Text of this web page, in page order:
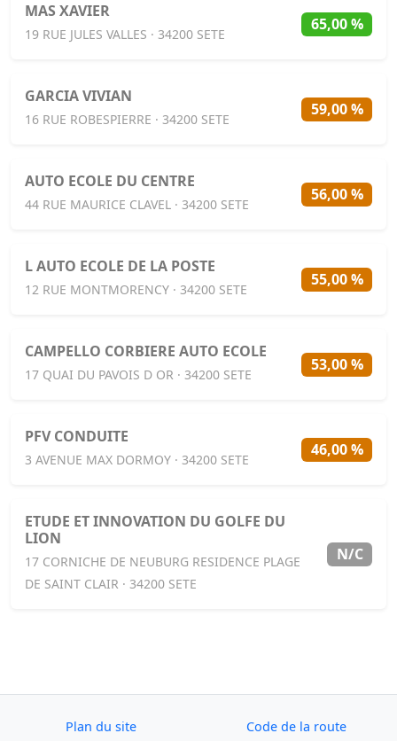
MAS XAVIER
19 RUE JULES VALLES · 34200 SETE
65,00 %
GARCIA VIVIAN
16 RUE ROBESPIERRE · 34200 SETE
59,00 %
AUTO ECOLE DU CENTRE
44 RUE MAURICE CLAVEL · 34200 SETE
56,00 %
L AUTO ECOLE DE LA POSTE
12 RUE MONTMORENCY · 34200 SETE
55,00 %
CAMPELLO CORBIERE AUTO ECOLE
17 QUAI DU PAVOIS D OR · 34200 SETE
53,00 %
PFV CONDUITE
3 AVENUE MAX DORMOY · 34200 SETE
46,00 %
ETUDE ET INNOVATION DU GOLFE DU
LION
17 CORNICHE DE NEUBURG RESIDENCE PLAGE
DE SAINT CLAIR · 34200 SETE
N/C
Plan du site Code de la route